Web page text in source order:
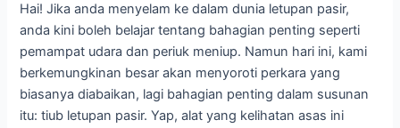
Hai! Jika anda menyelam ke dalam dunia letupan pasir,
anda kini boleh belajar tentang bahagian penting seperti
pemampat udara dan periuk meniup. Namun hari ini, kami
berkemungkinan besar akan menyoroti perkara yang
biasanya diabaikan, lagi bahagian penting dalam susunan
itu: tiub letupan pasir. Yap, alat yang kelihatan asas ini